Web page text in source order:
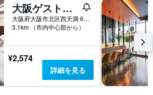
大阪ゲストハウス桜
大阪府大阪市北区西天満 6-3-5
3.1km （市内中心部から）
¥2,574
詳細を見る